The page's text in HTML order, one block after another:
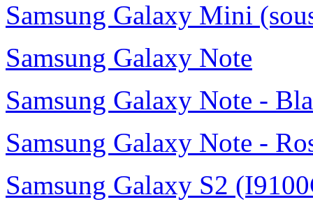
Samsung Galaxy Mini
Samsung Galaxy Note
Samsung Galaxy Note -
Samsung Galaxy Note -
Samsung Galaxy S2